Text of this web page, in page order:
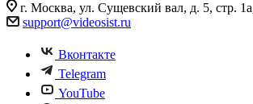
г. Москва, ул. Сущевский вал, д. 5, стр.
support@videosist.ru
Вконтакте
Telegram
YouTube